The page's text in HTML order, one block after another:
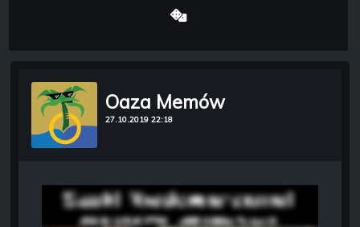
Oaza Memów
27.10.2019 22:18